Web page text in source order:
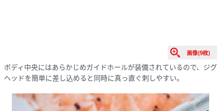
画像(9枚)
ボディ中央にはあらかじめガイドホールが装備されているので、ジグ
ヘッドを簡単に差し込めると同時に真っ直ぐ刺しやすい。